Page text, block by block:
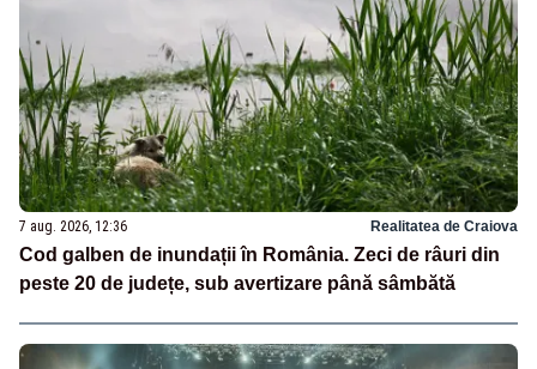
7 aug. 2026, 12:36 Realitatea de Craiova
Cod galben de inundații în România. Zeci de râuri din
peste 20 de județe, sub avertizare până sâmbătă